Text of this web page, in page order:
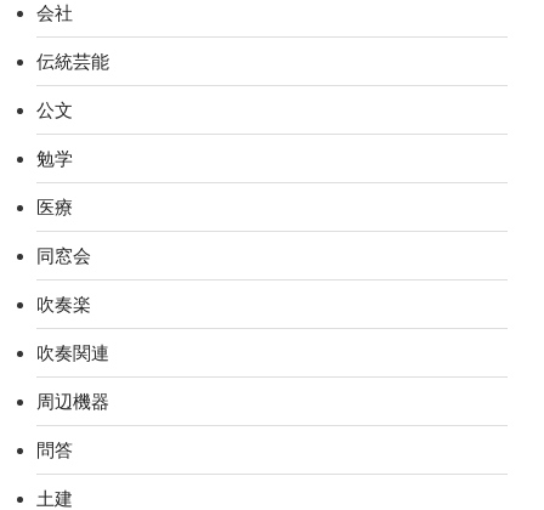
会社
伝統芸能
公文
勉学
医療
同窓会
吹奏楽
吹奏関連
周辺機器
問答
土建